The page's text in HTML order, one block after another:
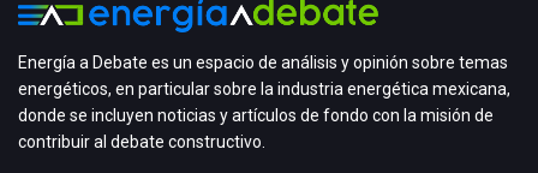
Energía a Debate es un espacio de análisis y opinión sobre temas
energéticos, en particular sobre la industria energética mexicana,
donde se incluyen noticias y artículos de fondo con la misión de
contribuir al debate constructivo.